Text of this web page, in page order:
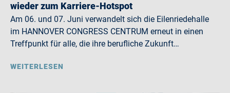
wieder zum Karriere-Hotspot
Am 06. und 07. Juni verwandelt sich die Eilenriedehalle
im HANNOVER CONGRESS CENTRUM erneut in einen
Treffpunkt für alle, die ihre berufliche Zukunft…
WEITERLESEN